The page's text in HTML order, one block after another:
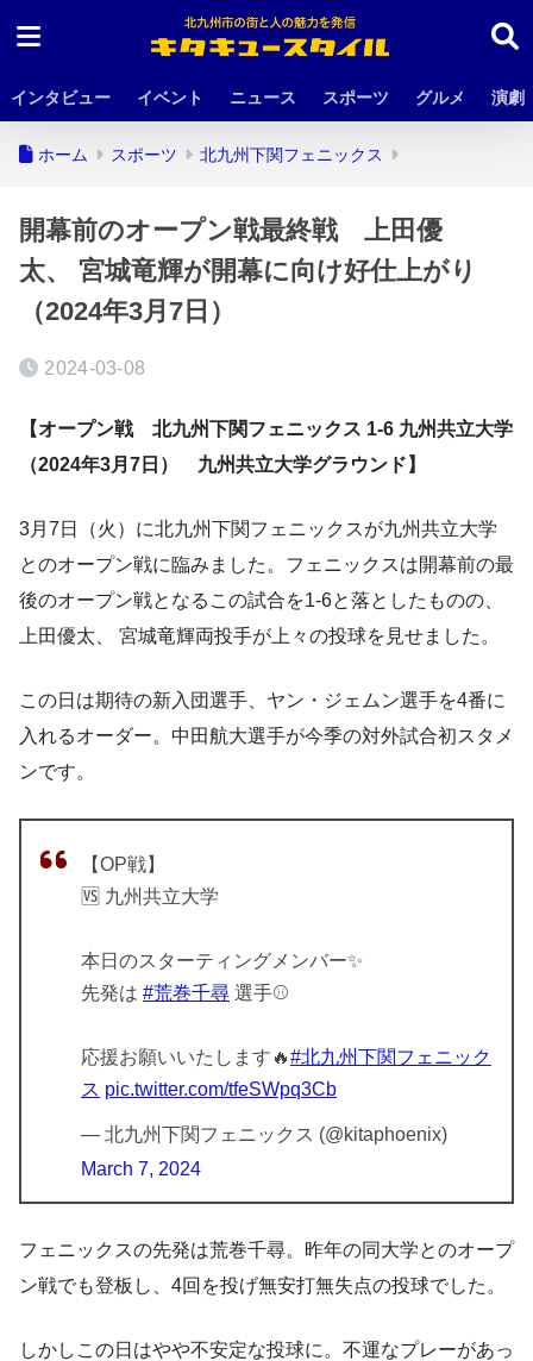
インタビュー イベント ニュース スポーツ グルメ 演劇
ホーム スポーツ 北九州下関フェニックス
開幕前のオープン戦最終戦 上田優
太、 宮城竜輝が開幕に向け好仕上がり
（2024年3月7日）
2024-03-08
【オープン戦 北九州下関フェニックス 1-6 九州共立大学
（2024年3月7日） 九州共立大学グラウンド】
3月7日（火）に北九州下関フェニックスが九州共立大学
とのオープン戦に臨みました。フェニックスは開幕前の最
後のオープン戦となるこの試合を1-6と落としたものの、
上田優太、 宮城竜輝両投手が上々の投球を見せました。
この日は期待の新入団選手、ヤン・ジェムン選手を4番に
入れるオーダー。中田航大選手が今季の対外試合初スタメ
ンです。
【OP戦】
🆚 九州共立大学
本日のスターティングメンバー✨
先発は #荒巻千尋 選手⚾️
応援お願いいたします🔥#北九州下関フェニック
ス pic.twitter.com/tfeSWpq3Cb
— 北九州下関フェニックス (@kitaphoenix)
March 7, 2024
フェニックスの先発は荒巻千尋。昨年の同大学とのオープ
ン戦でも登板し、4回を投げ無安打無失点の投球でした。
しかしこの日はやや不安定な投球に。不運なプレーがあっ